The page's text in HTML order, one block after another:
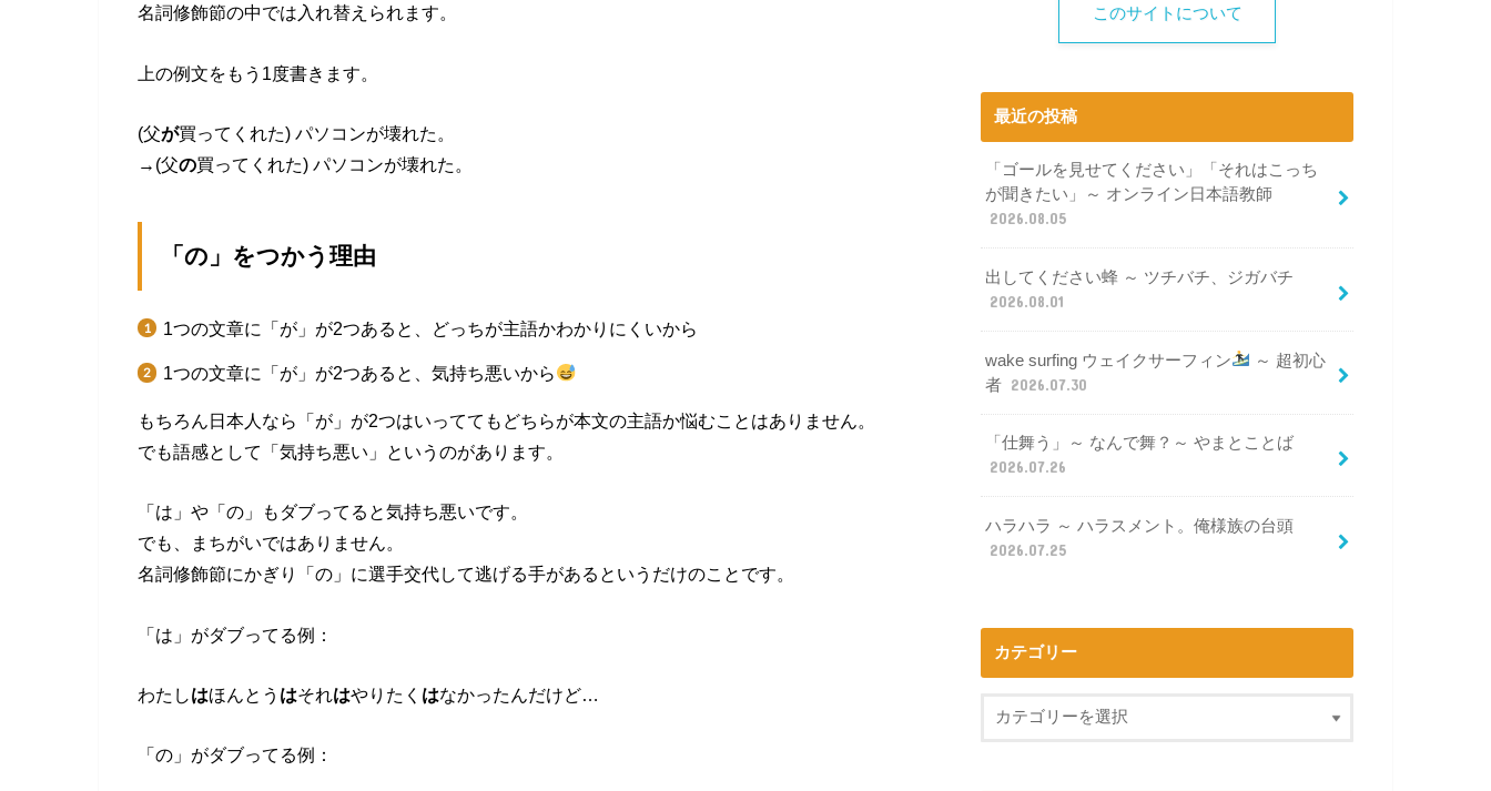
名詞修飾節の中では入れ替えられます。
上の例文をもう1度書きます。
(父が買ってくれた) パソコンが壊れた。
→(父の買ってくれた) パソコンが壊れた。
「の」をつかう理由
1つの文章に「が」が2つあると、どっちが主語かわかりにくいから
1つの文章に「が」が2つあると、気持ち悪いから
もちろん日本人なら「が」が2つはいっててもどちらが本文の主語か悩むことはありません。
でも語感として「気持ち悪い」というのがあります。
「は」や「の」もダブってると気持ち悪いです。
でも、まちがいではありません。
名詞修飾節にかぎり「の」に選手交代して逃げる手があるというだけのことです。
「は」がダブってる例：
わたしはほんとう はそれはやりたく はなかったんだけど…
「の」がダブってる例：
このサイトについて
最近の投稿
「ゴールを見せてください」「それはこっち
が聞きたい」～ オンライン日本語教師
2026.08.05
出してください蜂 ～ ツチバチ、ジガバチ
2026.08.01
wake surfing ウェイクサーフィン
～ 超初心
者 2026.07.30
「仕舞う」～ なんで舞？～ やまとことば
2026.07.26
ハラハラ ～ ハラスメント。俺様族の台頭
2026.07.25
カテゴリー